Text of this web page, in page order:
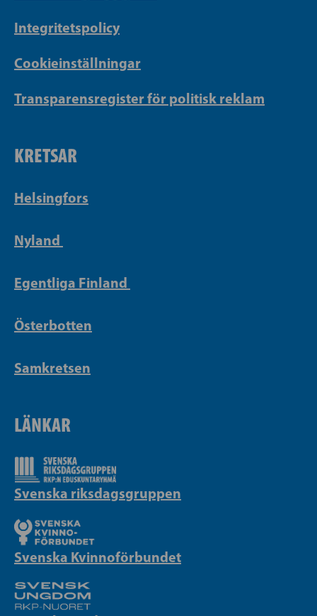
Integritetspolicy
Cookieinställningar
Transparensregister för politisk reklam
KRETSAR
Helsingfors
Nyland
Egentliga Finland
Österbotten
Samkretsen
LÄNKAR
Svenska riksdagsgruppen
Svenska Kvinnoförbundet